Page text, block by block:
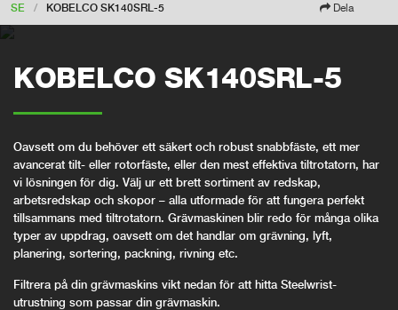
SE / KOBELCO SK140SRL-5 Dela
KOBELCO SK140SRL-5
Oavsett om du behöver ett säkert och robust snabbfäste, ett mer
avancerat tilt- eller rotorfäste, eller den mest effektiva tiltrotatorn, har
vi lösningen för dig. Välj ur ett brett sortiment av redskap,
arbetsredskap och skopor – alla utformade för att fungera perfekt
tillsammans med tiltrotatorn. Grävmaskinen blir redo för många olika
typer av uppdrag, oavsett om det handlar om grävning, lyft,
planering, sortering, packning, rivning etc.
Filtrera på din grävmaskins vikt nedan för att hitta Steelwrist-
utrustning som passar din grävmaskin.